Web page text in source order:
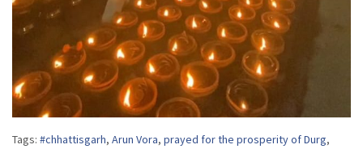
Tags: #chhattisgarh, Arun Vora, prayed for the prosperity of Durg,